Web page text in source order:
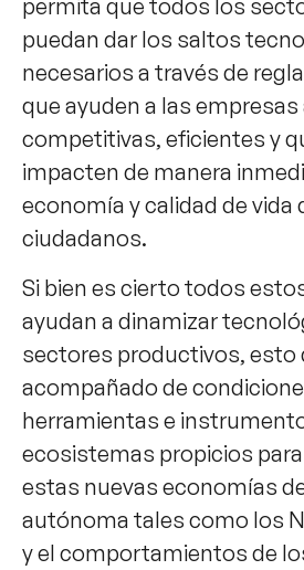
permita que todos los
puedan dar los saltos
necesarios a través de
que ayuden a las empresas
competitivas, eficientes y
impacten de manera
economía y calidad de vida
ciudadanos.
Si bien es cierto todos
ayudan a dinamizar
sectores productivos, esto
acompañado de
herramientas e
ecosistemas propicios
estas nuevas economías
autónoma tales como los
y el comportamientos de